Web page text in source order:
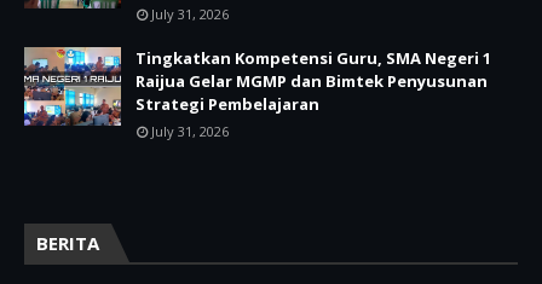
July 31, 2026
Tingkatkan Kompetensi Guru, SMA Negeri 1
Raijua Gelar MGMP dan Bimtek Penyusunan
Strategi Pembelajaran
July 31, 2026
BERITA